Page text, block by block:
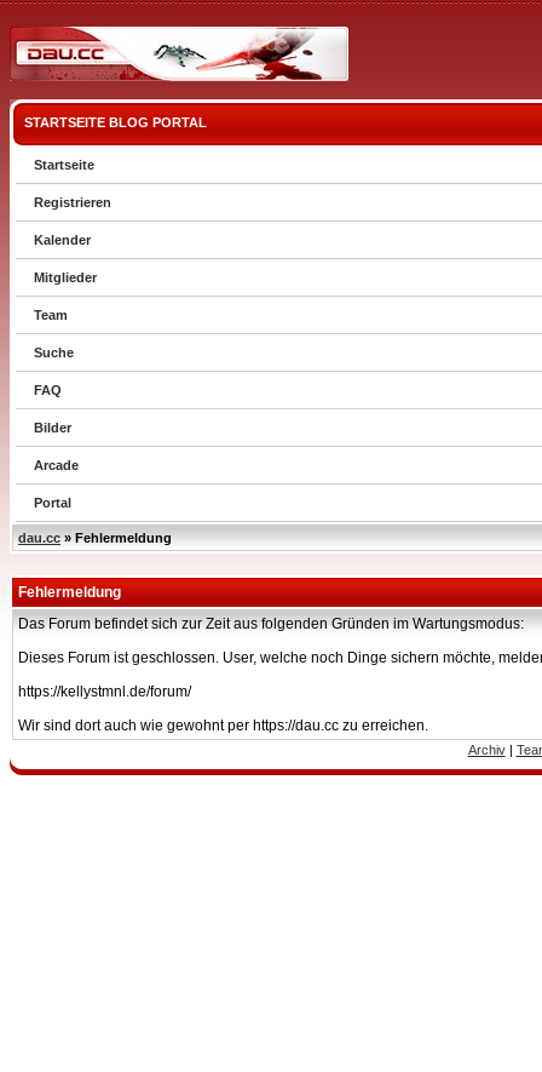
STARTSEITE BLOG PORTAL
Startseite
Registrieren
Kalender
Mitglieder
Team
Suche
FAQ
Bilder
Arcade
Portal
dau.cc » Fehlermeldung
Fehlermeldung
Das Forum befindet sich zur Zeit aus folgenden Gründen im Wartungsmodus:
Dieses Forum ist geschlossen. User, welche noch Dinge sichern möchte,
https://kellystmnl.de/forum/
Wir sind dort auch wie gewohnt per https://dau.cc zu erreichen.
Archiv|